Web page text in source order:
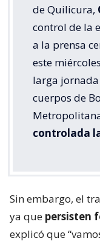
de Quilicura,
control de la
a la prensa
este
larga
cuerpos de
controlada
Sin embargo, el
ya que persisten
explicó que